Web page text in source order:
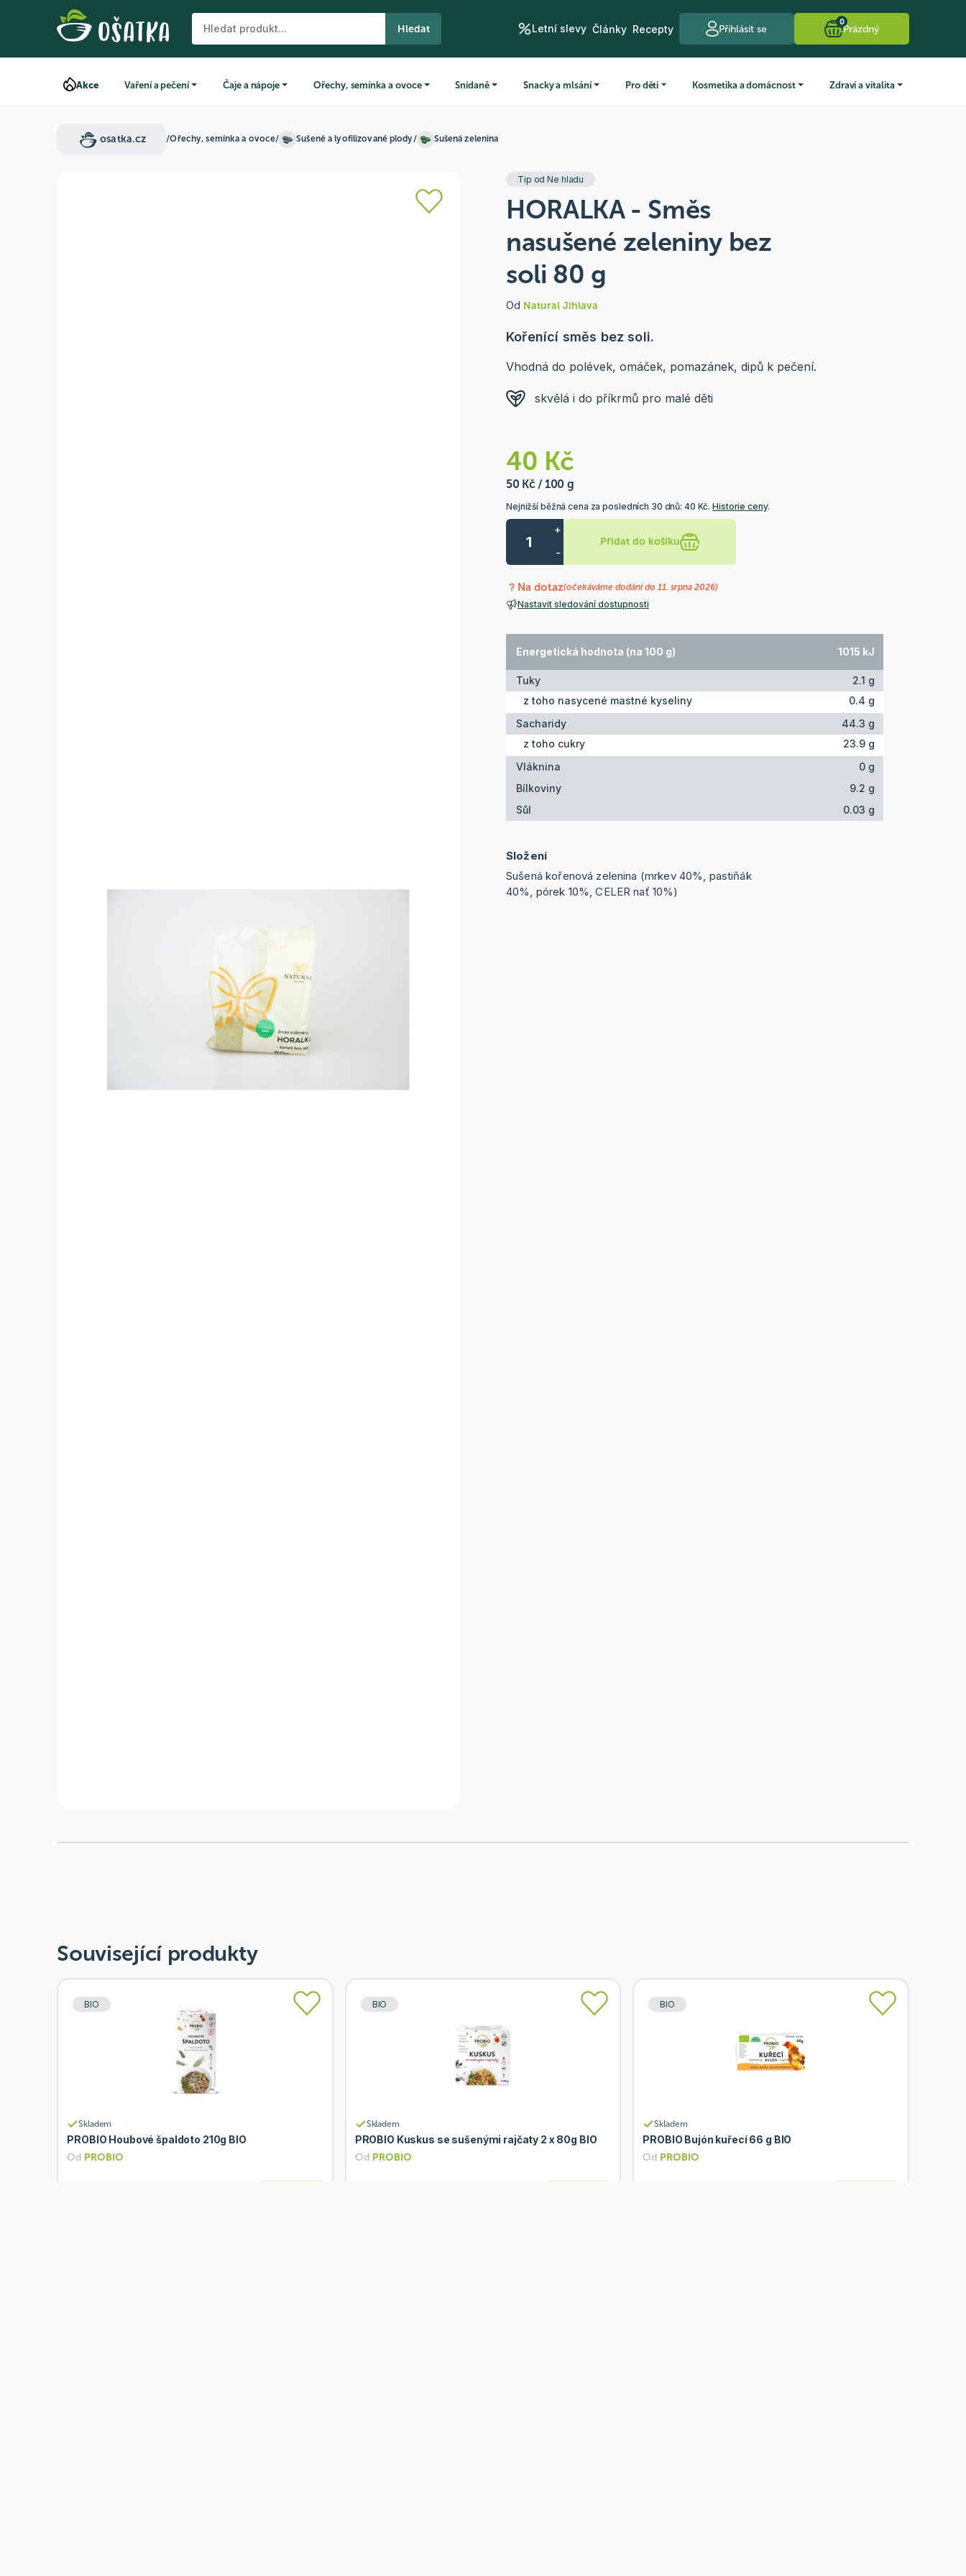
Hledat Letní slevy Články Recepty Přihlásit se
0
Prázdný
Akce Vaření a pečení Čaje a nápoje Ořechy, semínka a ovoce Snídaně Snacky a mlsání Pro děti Kosmetika a domácnost Zdraví a vitalita
osatka.cz /Ořechy, semínka a ovoce/ Sušené a lyofilizované plody/ Sušená zelenina
Tip od Ne hladu
HORALKA - Směs
nasušené zeleniny bez
soli 80 g
Od Natural Jihlava
Kořenící směs bez soli.
Vhodná do polévek, omáček, pomazánek, dipů k pečení.
skvělá i do příkrmů pro malé děti
40 Kč
50 Kč / 100 g
Nejnižší běžná cena za posledních 30 dnů: 40 Kč.Historie ceny.
+
-
Přidat do košíku
Na dotaz(očekáváme dodání do 11. srpna 2026)
Nastavit sledování dostupnosti
Energetická hodnota (na 100 g) 1015 kJ
Tuky
2.1 g
z toho nasycené mastné kyseliny
0.4 g
Sacharidy
44.3 g
z toho cukry
23.9 g
Vláknina
0 g
Bílkoviny
9.2 g
Sůl
0.03 g
Složení
Sušená kořenová zelenina (mrkev 40%, pastiňák
40%, pórek 10%, CELER nať 10%)
Související produkty
BIO
Skladem
PROBIO Houbové špaldoto 210g BIO
Od PROBIO
BIO
Skladem
PROBIO Kuskus se sušenými rajčaty 2 x 80g BIO
Od PROBIO
BIO
Skladem
PROBIO Bujón kuřecí 66 g BIO
Od PROBIO